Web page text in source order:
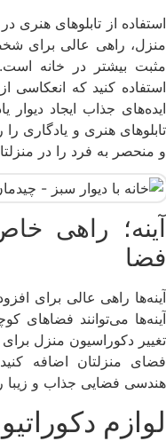
استفاده از تابلوهای هنری
منزل، راهی عالی برای
مثبت بیشتر در خانه است.
استفاده کنید که
ایده‌های جذاب ایجاد دیوار
تابلوهای هنری و یادگاری
و منحصر به فرد را در
آینه؛ راهی
فضا
آینه‌ها راهی عالی برای
آینه‌ها می‌توانند فضاهای
تغییر دکوراسیون منزل
فضای منزلتان اضافه
هندسی فضایی جذاب و زیبا
لوازم